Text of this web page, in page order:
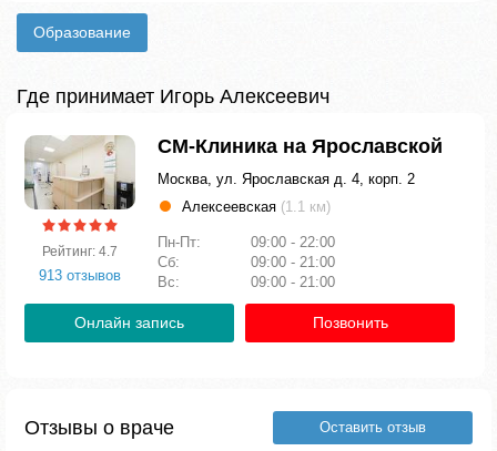
Образование
Где принимает Игорь Алексеевич
Рейтинг: 4.7
913 отзывов
СМ-Клиника на Ярославской
Москва, ул. Ярославская д. 4, корп. 2
Алексеевская (1.1 км)
Пн-Пт:
09:00 - 22:00
Сб:
09:00 - 21:00
Вс:
09:00 - 21:00
Онлайн запись Позвонить
Отзывы о враче Оставить отзыв